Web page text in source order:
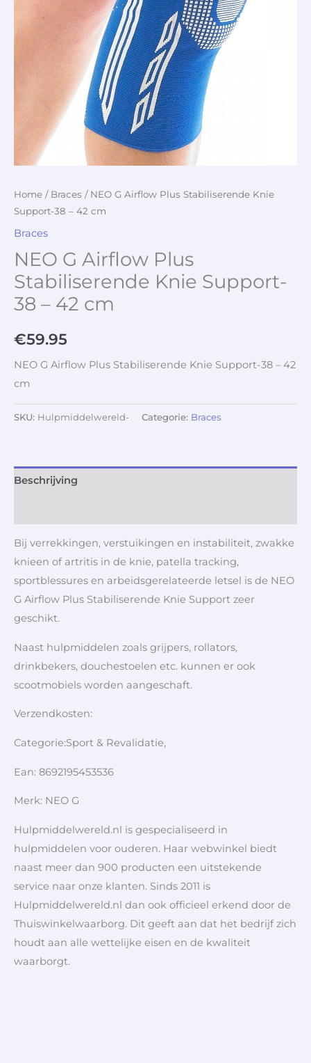
Home / Braces / NEO G Airflow Plus Stabiliserende Knie
Support-38 – 42 cm
Braces
NEO G Airflow Plus
Stabiliserende Knie Support-
38 – 42 cm
€59.95
NEO G Airflow Plus Stabiliserende Knie Support-38 – 42
cm
SKU: Hulpmiddelwereld- Categorie: Braces
Beschrijving
Bij verrekkingen, verstuikingen en instabiliteit, zwakke
knieen of artritis in de knie, patella tracking,
sportblessures en arbeidsgerelateerde letsel is de NEO
G Airflow Plus Stabiliserende Knie Support zeer
geschikt.
Naast hulpmiddelen zoals grijpers, rollators,
drinkbekers, douchestoelen etc. kunnen er ook
scootmobiels worden aangeschaft.
Verzendkosten:
Categorie:Sport & Revalidatie,
Ean: 8692195453536
Merk: NEO G
Hulpmiddelwereld.nl is gespecialiseerd in
hulpmiddelen voor ouderen. Haar webwinkel biedt
naast meer dan 900 producten een uitstekende
service naar onze klanten. Sinds 2011 is
Hulpmiddelwereld.nl dan ook officieel erkend door de
Thuiswinkelwaarborg. Dit geeft aan dat het bedrijf zich
houdt aan alle wettelijke eisen en de kwaliteit
waarborgt.